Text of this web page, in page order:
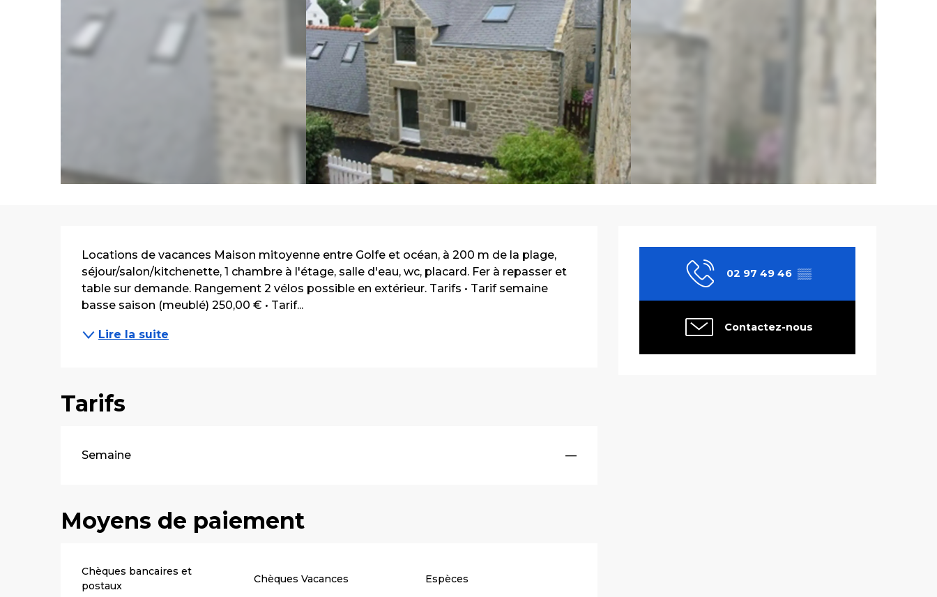
Ouverture et
02 97 49 46 ▒▒
Contactez-nous
Description
Locations de vacances Maison mitoyenne entre Golfe et océan, à 200 m de la plage,
séjour/salon/kitchenette, 1 chambre à l'étage, salle d'eau, wc, placard. Fer à repasser et
table sur demande. Rangement 2 vélos possible en extérieur. Tarifs • Tarif semaine
basse saison (meublé) 250,00 € • Tarif...
Lire la suite
Tarifs
Tarifs 2026
Semaine —
Moyens de paiement
Chèques bancaires et
postaux
Chèques Vacances Espèces